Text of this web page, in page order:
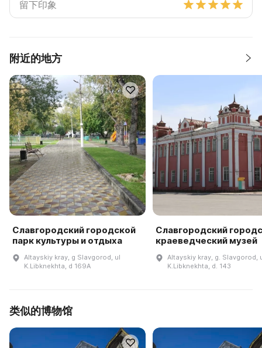
附近的地方
Славгородский городской
парк культуры и отдыха
Altayskiy kray, g Slavgorod, ul
K.Libknekhta, d 169A
Славгородский
краеведческий музей
Altayskiy kray, g. Slavgorod,
K.Libknekhta, d. 143
类似的博物馆